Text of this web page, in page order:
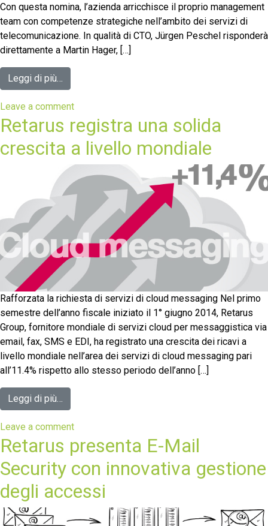
Con questa nomina, l’azienda arricchisce il proprio management
team con competenze strategiche nell’ambito dei servizi di
telecomunicazione. In qualità di CTO, Jürgen Peschel risponderà
direttamente a Martin Hager, […]
Leggi di più…
Leave a comment
Retarus registra una solida
crescita a livello mondiale
Rafforzata la richiesta di servizi di cloud messaging Nel primo
semestre dell’anno fiscale iniziato il 1° giugno 2014, Retarus
Group, fornitore mondiale di servizi cloud per messaggistica via
email, fax, SMS e EDI, ha registrato una crescita dei ricavi a
livello mondiale nell’area dei servizi di cloud messaging pari
all’11.4% rispetto allo stesso periodo dell’anno […]
Leggi di più…
Leave a comment
Retarus presenta E-Mail
Security con innovativa gestione
degli accessi